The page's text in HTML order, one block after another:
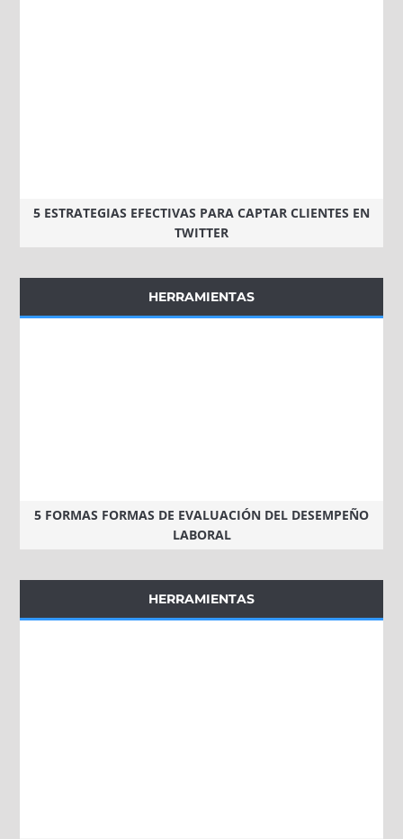
5 ESTRATEGIAS EFECTIVAS PARA CAPTAR CLIENTES EN
TWITTER
HERRAMIENTAS
5 FORMAS FORMAS DE EVALUACIÓN DEL DESEMPEÑO
LABORAL
HERRAMIENTAS